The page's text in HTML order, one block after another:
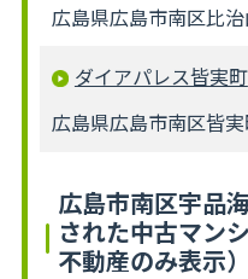
広島県広島市南区比
ダイアパレス皆実町
広島県広島市南区皆
広島市南区宇品
された中古マン
不動産のみ表示）